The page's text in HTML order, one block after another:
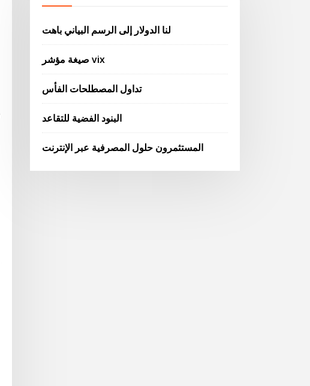
لنا الدولار إلى الرسم البياني باهت
صيغة مؤشر vix
تداول المصطلحات الفأس
البنود الفضية للتقاعد
المستثمرون حلول المصرفية عبر الإنترنت